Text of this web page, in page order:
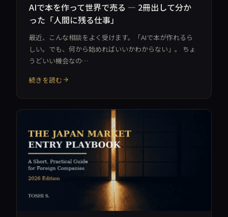
AIで本を作って世界で売る — 2冊出して分か
った「人間に残る仕事」
最近、こんな相談をよく受けます。「AIで本が作れるら
しい。でも、何から始めればいいかわからない」。 ちょ
うどいい機会なの…
続きを読む